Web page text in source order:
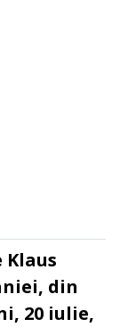
din
20 iulie,